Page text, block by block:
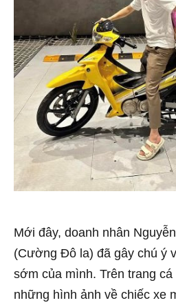
Mới đây, doanh nhân
(Cường Đô la) đã gây chú ý
sớm của mình. Trên trang
những hình ảnh về chiếc xe